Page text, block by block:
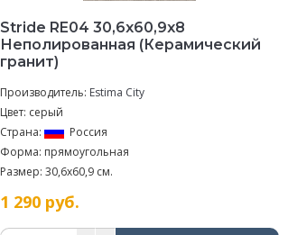
Stride RE04 30,6x60,9x8
Неполированная (Керамический
гранит)
Производитель: Estima City
Цвет: серый
Страна:
Россия
Форма: прямоугольная
Размер: 30,6x60,9 см.
1 290 руб.